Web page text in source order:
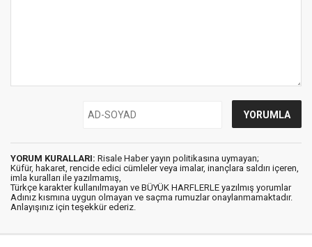
YORUM KURALLARI: Risale Haber yayın politikasına uymayan;
Küfür, hakaret, rencide edici cümleler veya imalar, inançlara saldırı içeren,
imla kuralları ile yazılmamış,
Türkçe karakter kullanılmayan ve BÜYÜK HARFLERLE yazılmış yorumlar
Adınız kısmına uygun olmayan ve saçma rumuzlar onaylanmamaktadır.
Anlayışınız için teşekkür ederiz.